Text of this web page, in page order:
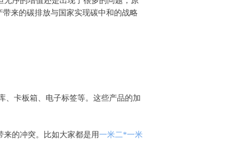
来的碳排放与国家实现碳中和的战略
、卡板箱、电子标签等。这些产品的加
的冲突。比如大家都是用一米二*一米